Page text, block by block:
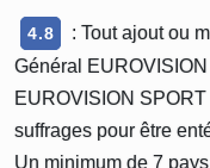
4.8
: Tout ajout ou
Général
EUROVISION
suffrages pour être
Un minimum de 7